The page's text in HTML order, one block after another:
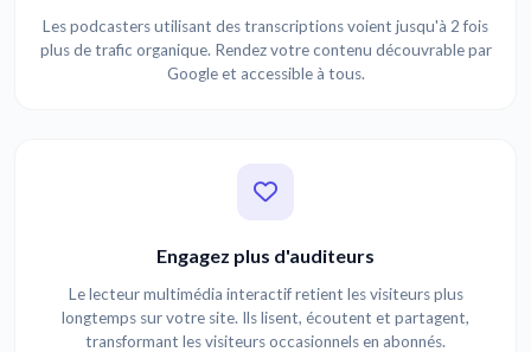
Les podcasters utilisant des transcriptions voient jusqu'à 2 fois
plus de trafic organique. Rendez votre contenu découvrable par
Google et accessible à tous.
Engagez plus d'auditeurs
Le lecteur multimédia interactif retient les visiteurs plus
longtemps sur votre site. Ils lisent, écoutent et partagent,
transformant les visiteurs occasionnels en abonnés.